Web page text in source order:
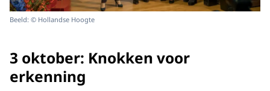
Beeld: © Hollandse Hoogte
3 oktober: Knokken voor
erkenning